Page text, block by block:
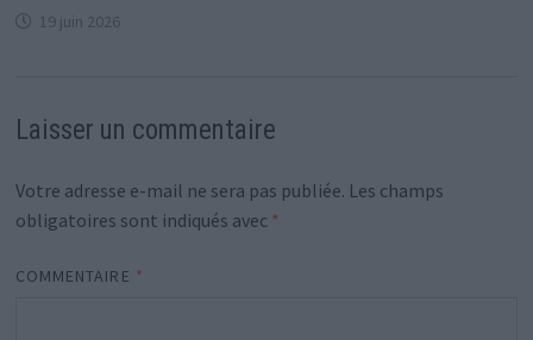
19 juin 2026
Laisser un commentaire
Votre adresse e-mail ne sera pas publiée. Les champs
obligatoires sont indiqués avec *
COMMENTAIRE *